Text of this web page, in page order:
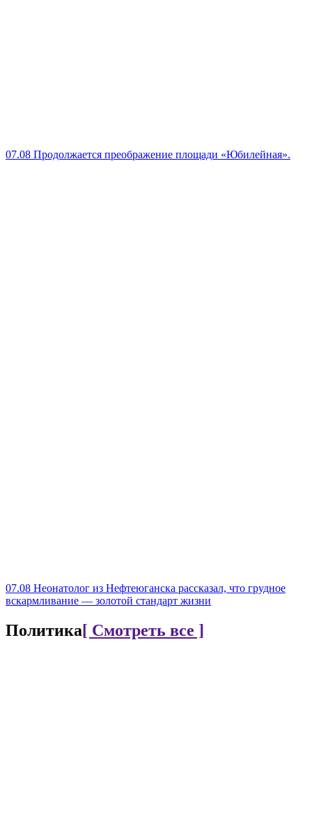
07.08 Продолжается преображение площади «Юбилейная».
07.08 Неонатолог из Нефтеюганска рассказал, что грудное
вскармливание — золотой стандарт жизни
Политика[ Смотреть все ]